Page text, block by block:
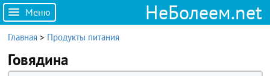
Меню НеБолеем.net
Главная > Продукты питания
Говядина